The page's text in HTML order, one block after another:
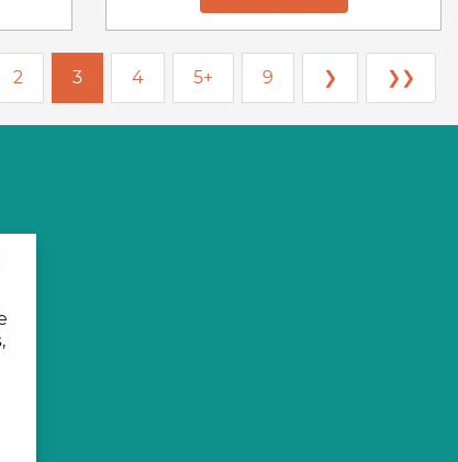
2 3 4 5+ 9 ❯ ❯❯